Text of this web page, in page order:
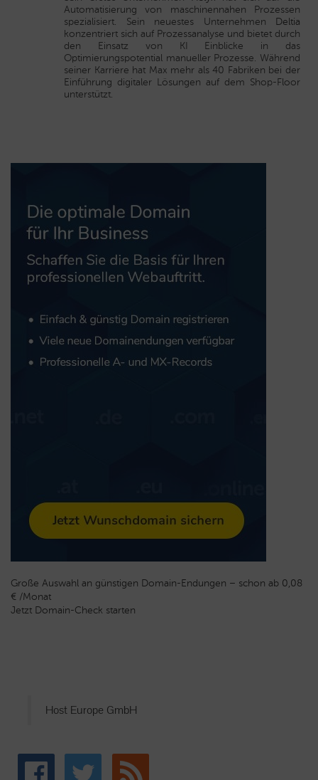
Automatisierung von maschinennahen Prozessen
spezialisiert. Sein neuestes Unternehmen Deltia
konzentriert sich auf Prozessanalyse und bietet durch
den Einsatz von KI Einblicke in das
Optimierungspotential manueller Prozesse. Während
seiner Karriere hat Max mehr als 40 Fabriken bei der
Einführung digitaler Lösungen auf dem Shop-Floor
unterstützt.
Große Auswahl an günstigen Domain-Endungen – schon ab 0,08
€ /Monat
Jetzt Domain-Check starten
Host Europe GmbH